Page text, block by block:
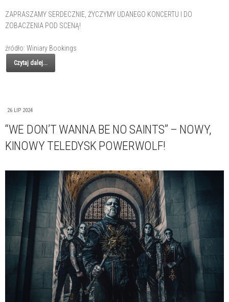
ZAPRASZAMY SERDECZNIE, ŻYCZYMY UDANEGO KONCERTU I DO
ZOBACZENIA POD SCENĄ!
źródło: Winiary Bookings
Czytaj dalej...
26 LIP 2024
“WE DON’T WANNA BE NO SAINTS” – NOWY,
KINOWY TELEDYSK POWERWOLF!